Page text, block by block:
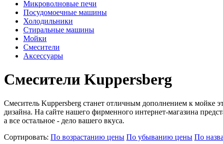
Микроволновые печи
Посудомоечные машины
Холодильники
Стиральные машины
Мойки
Смесители
Аксессуары
Смесители Kuppersberg
Смеситель Kuppersberg станет отличным дополнением к мойке
дизайна. На сайте нашего фирменного интернет-магазина
а все остальное - дело вашего вкуса.
Сортировать: По возрастанию цены По убыванию цены По